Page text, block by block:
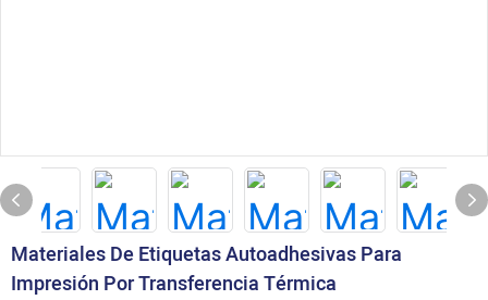
Materiales De Etiquetas Autoadhesivas Para
Impresión Por Transferencia Térmica